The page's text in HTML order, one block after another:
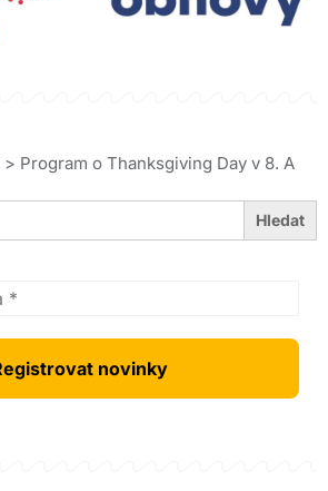
> Program o Thanksgiving Day v 8. A